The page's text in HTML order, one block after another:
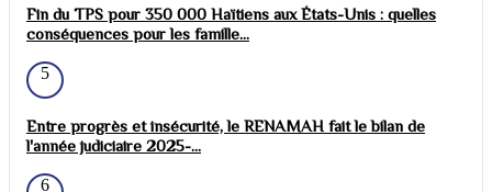
Fin du TPS pour 350 000 Haïtiens aux États-Unis : quelles
conséquences pour les famille...
5
Entre progrès et insécurité, le RENAMAH fait le bilan de
l'année judiciaire 2025-...
6